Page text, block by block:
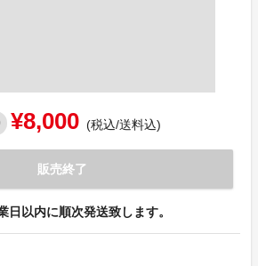
¥8,000 (税込/送料込)
販売終了
日以内に順次発送致します。